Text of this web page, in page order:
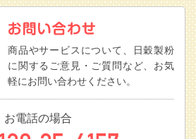
商品やサービスについて、日穀製粉
に関するご意見・ご質問など、お気
軽にお問い合わせください。
お電話の場合